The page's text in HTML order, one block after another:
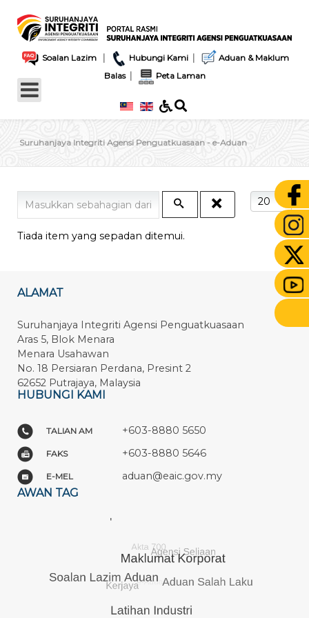
Soalan Lazim | Hubungi Kami |
Aduan & Maklum
Balas| Peta Laman
Suruhanjaya Integriti Agensi Penguatkuasaan - e-Aduan
Masukkan sebahagian daripada tajuk Papar #
Tiada item yang sepadan ditemui.
ALAMAT
Suruhanjaya Integriti Agensi Penguatkuasaan
Aras 5, Blok Menara
Menara Usahawan
No. 18 Persiaran Perdana, Presint 2
62652 Putrajaya, Malaysia
HUBUNGI KAMI
TALIAN AM +603-8880 5650
FAKS +603-8880 5646
E-MEL aduan@eaic.gov.my
AWAN TAG